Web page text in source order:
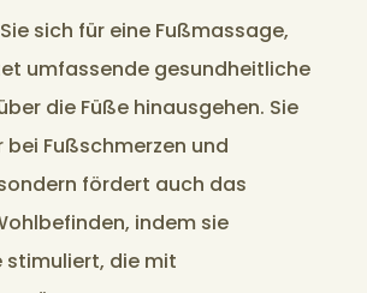
sich für eine Fußmassage,
umfassende gesundheitliche
die Füße hinausgehen. Sie
Fußschmerzen und
fördert auch das
indem sie
stimuliert, die mit